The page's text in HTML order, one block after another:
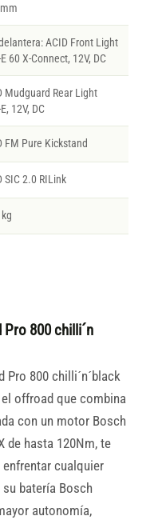
ACID Front Light
E 60 X-Connect, 12V, DC
Mudguard Rear Light
12V, DC
FM Pure Kickstand
SIC 2.0 RILink
800 chilli´n
Pro 800 chilli´n´black
offroad que combina
con un motor Bosch
de hasta 120Nm, te
enfrentar cualquier
batería Bosch
autonomía,